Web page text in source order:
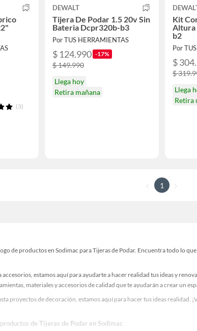
(3)
DEWALT
Tijera De Podar 1.5 20v Sin
Bateria Dcpr320b-b3
Por TUS HERRAMIENTAS
$ 124.990 -17%
$ 149.990
Llega hoy
Retira mañana
Kit
Altura
b2
Por
$
$
Llega
Retira
1
de productos en Sodimac para Tijeras de Podar. Encuentra todo lo
accesorios, estamos aquí para ayudarte a hacer realidad tus ideas y
materiales y accesorios de calidad que te ayudarán a crear un
proyectos de decoración, estamos aquí para hacer tus ideas realidad.
de Tijeras de Podar en Sodimac